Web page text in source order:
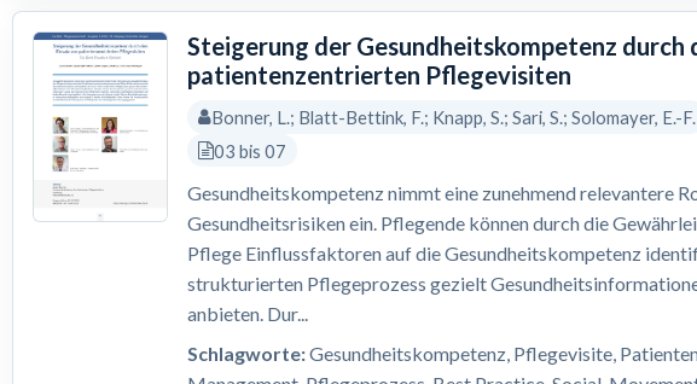
Steigerung der Gesundheitskompetenz durch
patientenzentrierten Pflegevisiten
Bonner, L.; Blatt-Bettink, F.; Knapp, S.; Sari, S.; Solomayer, E.-F.
03 bis 07
Gesundheitskompetenz nimmt eine zunehmend relevantere
Gesundheitsrisiken ein. Pflegende können durch die
Pflege Einflussfaktoren auf die Gesundheitskompetenz
strukturierten Pflegeprozess gezielt
anbieten. Dur...
Schlagworte:Gesundheitskompetenz, Pflegevisite,